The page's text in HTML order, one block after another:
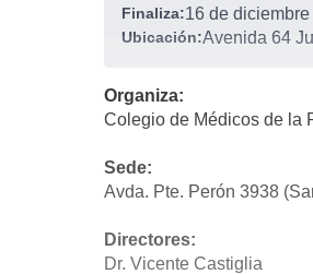
Finaliza:16 de
Ubicación:Avenida 64
Organiza:
Colegio de Médicos de la
Sede:
Avda. Pte. Perón 3938
Directores:
Dr. Vicente Castiglia